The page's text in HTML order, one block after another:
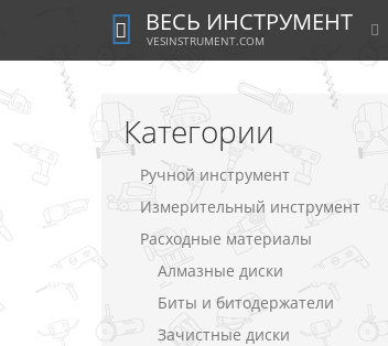
ВЕСЬ ИНСТРУМЕНТ
VESINSTRUMENT.COM
Категории
Ручной инструмент
Измерительный инструмент
Расходные материалы
Алмазные диски
Биты и битодержатели
Зачистные диски